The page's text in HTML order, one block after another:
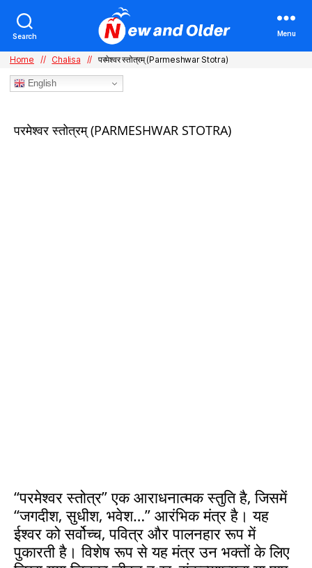
Search Menu
Home // Chalisa // परमेश्वर स्तोत्रम् (Parmeshwar Stotra)
English
Categories
परमेश्वर स्तोत्रम् (PARMESHWAR STOTRA)
“परमेश्वर स्तोत्र” एक आराधनात्मक स्तुति है, जिसमें
“जगदीश, सुधीश, भवेश…” आरंभिक मंत्र है। यह
ईश्वर को सर्वोच्च, पवित्र और पालनहार रूप में
पुकारती है। विशेष रूप से यह मंत्र उन भक्तों के लिए